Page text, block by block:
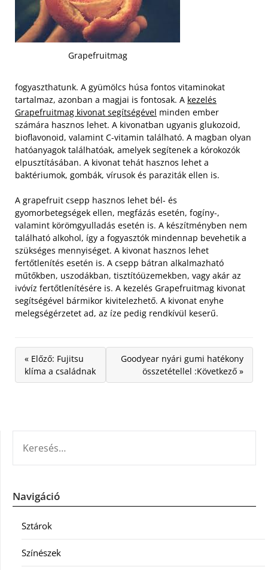
Grapefruitmag
fogyaszthatunk. A gyümölcs húsa fontos vitaminokat
tartalmaz, azonban a magjai is fontosak. A kezelés
Grapefruitmag kivonat segítségével minden ember
számára hasznos lehet. A kivonatban ugyanis glukozoid,
bioflavonoid, valamint C-vitamin található. A magban olyan
hatóanyagok találhatóak, amelyek segítenek a kórokozók
elpusztításában. A kivonat tehát hasznos lehet a
baktériumok, gombák, vírusok és paraziták ellen is.
A grapefruit csepp hasznos lehet bél- és
gyomorbetegségek ellen, megfázás esetén, fogíny-,
valamint körömgyulladás esetén is. A készítményben nem
található alkohol, így a fogyasztók mindennap bevehetik a
szükséges mennyiséget. A kivonat hasznos lehet
fertőtlenítés esetén is. A csepp bátran alkalmazható
műtőkben, uszodákban, tisztítóüzemekben, vagy akár az
ivóvíz fertőtlenítésére is. A kezelés Grapefruitmag kivonat
segítségével bármikor kivitelezhető. A kivonat enyhe
melegségérzetet ad, az íze pedig rendkívül keserű.
« Előző: Fujitsu
klíma a családnak
Goodyear nyári gumi hatékony
összetétellel :Következő »
Navigáció
Sztárok
Színészek